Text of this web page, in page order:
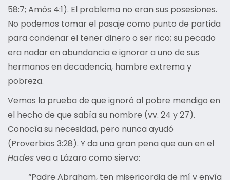
58:7; Amós 4:1). El problema no eran sus posesiones.
No podemos tomar el pasaje como punto de partida
para condenar el tener dinero o ser rico; su pecado
era nadar en abundancia e ignorar a uno de sus
hermanos en decadencia, hambre extrema y
pobreza.
Vemos la prueba de que ignoró al pobre mendigo en
el hecho de que sabía su nombre (vv. 24 y 27).
Conocía su necesidad, pero nunca ayudó
(Proverbios 3:28). Y da una gran pena que aun en el
Hadesvea a Lázaro como siervo:
“Padre Abraham, ten misericordia de mí y envía